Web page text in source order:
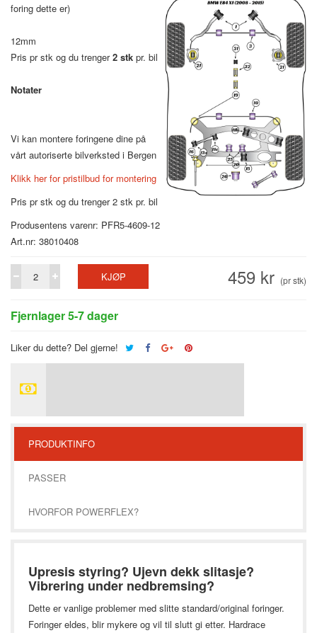
foring dette er)
12mm
Pris pr stk og du trenger2 stk pr. bil
Notater
Vi kan montere foringene dine på
vårt autoriserte bilverksted i Bergen
Klikk her for pristilbud for montering
Pris pr stk og du trenger 2 stk pr. bil
Produsentens varenr: PFR5-4609-12
Art.nr: 38010408
459 kr (pr stk)
KJØP
Fjernlager 5-7 dager
Liker du dette? Del gjerne!
PRODUKTINFO
PASSER
HVORFOR POWERFLEX?
Upresis styring? Ujevn dekk slitasje?
Vibrering under nedbremsing?
Dette er vanlige problemer med slitte standard/original foringer.
Foringer eldes, blir mykere og vil til slutt gi etter. Hardrace